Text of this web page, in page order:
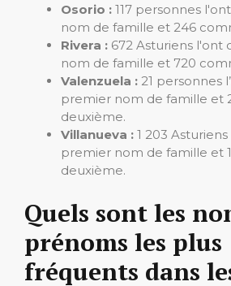
Osorio : 117 personnes
nom de famille et 246
Rivera : 672 Asturiens
nom de famille et 720
Valenzuela : 21 personnes
premier nom de famille et
deuxième.
Villanueva : 1 203
premier nom de famille et
deuxième.
Quels sont les
prénoms les plus
fréquents dans